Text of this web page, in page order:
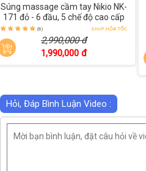
Súng massage cầm tay Nikio NK-
171 đỏ - 6 đầu, 5 chế độ cao cấp
(8) SHIP HỎA TỐC
2,990,000 đ
1,990,000 đ
Hỏi, Đáp Bình Luận Video :